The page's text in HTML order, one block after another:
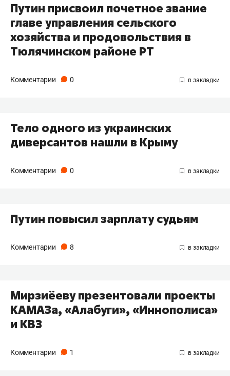
Путин присвоил почетное звание
главе управления сельского
хозяйства и продовольствия в
Тюлячинском районе РТ
Комментарии 0
Тело одного из украинских
диверсантов нашли в Крыму
Комментарии 0
Путин повысил зарплату судьям
Комментарии 8
Мирзиёеву презентовали проекты
КАМАЗа, «Алабуги», «Иннополиса»
и КВЗ
Комментарии 1